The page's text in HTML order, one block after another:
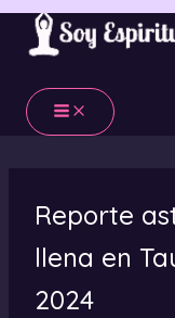
Ir
contenido
Reporte
llena en
2024